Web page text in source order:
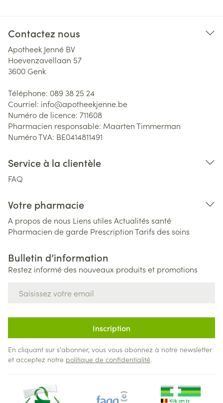
Contactez nous
Apotheek Jenné BV
Hoevenzavellaan 57
3600 Genk
Téléphone: 089 38 25 24
Courriel: info@apotheekjenne.be
Numéro de licence: 711608
Pharmacien responsable: Maarten Timmerman
Numéro TVA: BE0414811491
Service à la clientèle
FAQ
Votre pharmacie
A propos de nous Liens utiles Actualités santé
Pharmacien de garde PrescriptionTarifs des soins
Bulletin d’information
Restez informé des nouveaux produits et promotions
Inscription
En cliquant sur s'abonner, vous vous abonnez à notre newsletter
et acceptez notre politique de confidentialité.